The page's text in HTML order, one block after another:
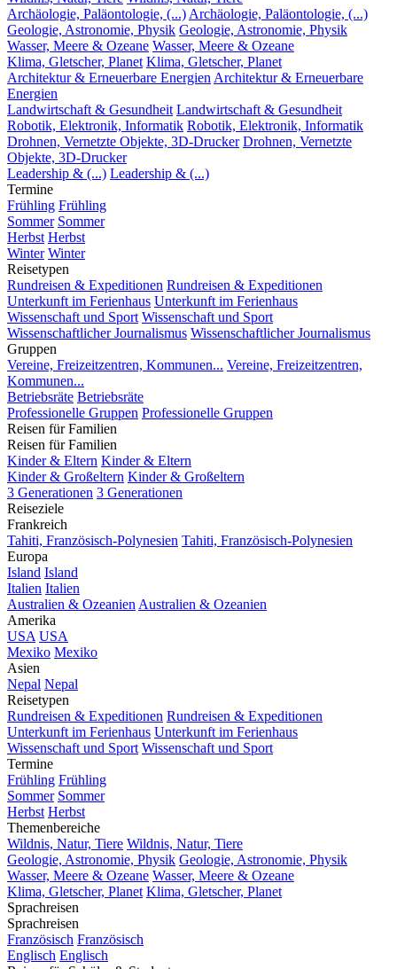
Archäologie, Paläontologie, (...) Archäologie, Paläontologie, (...)
Geologie, Astronomie, Physik Geologie, Astronomie, Physik
Wasser, Meere & Ozeane Wasser, Meere & Ozeane
Klima, Gletscher, Planet Klima, Gletscher, Planet
Architektur & Erneuerbare Energien Architektur & Erneuerbare
Energien
Landwirtschaft & Gesundheit Landwirtschaft & Gesundheit
Robotik, Elektronik, Informatik Robotik, Elektronik, Informatik
Drohnen, Vernetzte Objekte, 3D-Drucker Drohnen, Vernetzte
Objekte, 3D-Drucker
Leadership & (...) Leadership & (...)
Termine
Frühling Frühling
Sommer Sommer
Herbst Herbst
Winter Winter
Reisetypen
Rundreisen & Expeditionen Rundreisen & Expeditionen
Unterkunft im Ferienhaus Unterkunft im Ferienhaus
Wissenschaft und Sport Wissenschaft und Sport
Wissenschaftlicher Journalismus Wissenschaftlicher Journalismus
Gruppen
Vereine, Freizeitzentren, Kommunen... Vereine, Freizeitzentren,
Kommunen...
Betriebsräte Betriebsräte
Professionelle Gruppen Professionelle Gruppen
Reisen für Familien
Reisen für Familien
Kinder & Eltern Kinder & Eltern
Kinder & Großeltern Kinder & Großeltern
3 Generationen 3 Generationen
Reiseziele
Frankreich
Tahiti, Französisch-Polynesien Tahiti, Französisch-Polynesien
Europa
Island Island
Italien Italien
Australien & Ozeanien Australien & Ozeanien
Amerika
USA USA
Mexiko Mexiko
Asien
Nepal Nepal
Reisetypen
Rundreisen & Expeditionen Rundreisen & Expeditionen
Unterkunft im Ferienhaus Unterkunft im Ferienhaus
Wissenschaft und Sport Wissenschaft und Sport
Termine
Frühling Frühling
Sommer Sommer
Herbst Herbst
Themenbereiche
Wildnis, Natur, Tiere Wildnis, Natur, Tiere
Geologie, Astronomie, Physik Geologie, Astronomie, Physik
Wasser, Meere & Ozeane Wasser, Meere & Ozeane
Klima, Gletscher, Planet Klima, Gletscher, Planet
Sprachreisen
Sprachreisen
Französisch Französisch
Englisch Englisch